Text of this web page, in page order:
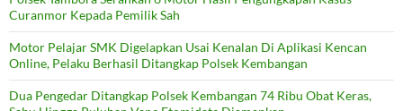
Curanmor Kepada Pemilik Sah
Motor Pelajar SMK Digelapkan Usai Kenalan Di Aplikasi Kencan
Online, Pelaku Berhasil Ditangkap Polsek Kembangan
Dua Pengedar Ditangkap Polsek Kembangan 74 Ribu Obat Keras,